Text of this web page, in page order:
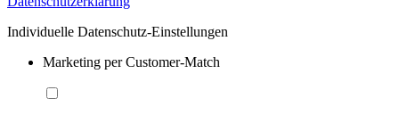
Individuelle Datenschutz-Einstellungen
Marketing per Customer-Match